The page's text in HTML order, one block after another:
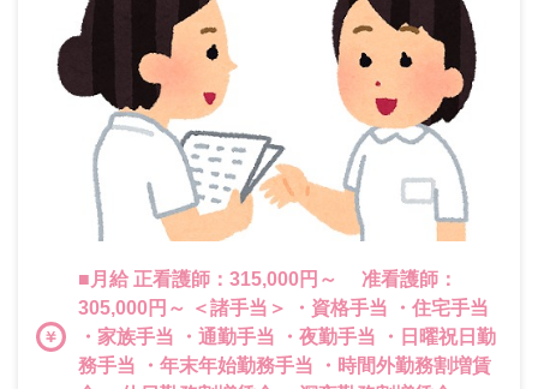
■月給 正看護師：315,000円～ 准看護師：
305,000円～ ＜諸手当＞ ・資格手当 ・住宅手当
・家族手当 ・通勤手当 ・夜勤手当 ・日曜祝日勤
務手当 ・年末年始勤務手当 ・時間外勤務割増賃